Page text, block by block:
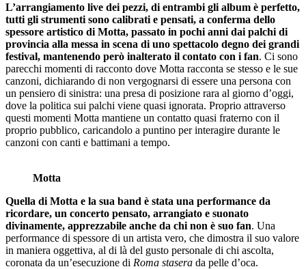
L’arrangiamento live dei pezzi, di entrambi gli album è perfetto,
tutti gli strumenti sono calibrati e pensati, a conferma dello
spessore artistico di Motta, passato in pochi anni dai palchi di
provincia alla messa in scena di uno spettacolo degno dei grandi
festival, mantenendo però inalterato il contato con i fan. Ci sono
parecchi momenti di racconto dove Motta racconta se stesso e le sue
canzoni, dichiarando di non vergognarsi di essere una persona con
un pensiero di sinistra: una presa di posizione rara al giorno d’oggi,
dove la politica sui palchi viene quasi ignorata. Proprio attraverso
questi momenti Motta mantiene un contatto quasi fraterno con il
proprio pubblico, caricandolo a puntino per interagire durante le
canzoni con canti e battimani a tempo.
Motta
Quella di Motta e la sua band è stata una performance da
ricordare, un concerto pensato, arrangiato e suonato
divinamente, apprezzabile anche da chi non è suo fan. Una
performance di spessore di un artista vero, che dimostra il suo valore
in maniera oggettiva, al di là del gusto personale di chi ascolta,
coronata da un’esecuzione di Roma stasera da pelle d’oca.